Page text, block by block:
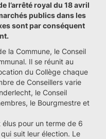
l’arrêté royal du 18 avril
publics dans les
sont par conséquent
la Commune, le Conseil
Il se réunit au
du Collège chaque
de Conseillers varie
le Conseil
le Bourgmestre et
élus pour un terme de 6
suit leur élection. Le